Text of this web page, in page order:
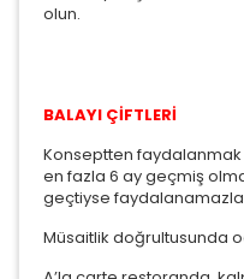
olun.
BALAYI ÇİFTLERİ
Konseptten faydalanmak
en fazla 6 ay geçmiş
geçtiyse
Müsaitlik doğrultusunda